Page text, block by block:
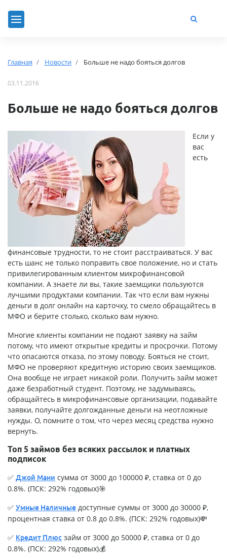
Главная Новости Больше не надо бояться долгов
03.11.2016
Больше не надо бояться долгов
Если у
вас
есть
финансовые трудности, то не стоит расстраиваться. У вас
есть шанс не только поправить свое положение, но и стать
привилегированным клиентом микрофинансовой
компании. А знаете ли вы, такие заемщики пользуются
лучшими продуктами компании. Так что если вам нужны
деньги в долг онлайн на карточку, то смело обращайтесь в
МФО и берите столько, сколько вам нужно.
Многие клиенты компании не подают заявку на займ
потому, что имеют открытые кредиты и просрочки. Потому
что опасаются отказа, по этому поводу. Бояться не стоит,
МФО не проверяют кредитную историю своих заемщиков.
Она вообще не играет никакой роли. Получить займ может
даже безработный студент. Поэтому, не задумываясь,
обращайтесь в микрофинансовые организации, подавайте
заявки, получайте долгожданные деньги на неотложные
нужды. О, помните о том, что через месяц средства нужно
вернуть.
Топ 5 займов без всяких рассылок и платных
подписок
✅ Джой Мани сумма от 3000 до 100000 ₽, ставка от 0 до
0.8%. (ПСК: 292% годовых)🎯
✅ Умные Наличные доступные суммы от 3000 до 30000 ₽,
процентная ставка от 0.8 до 0.8%. (ПСК: 292% годовых)💸
✅ Кредит Плюс займ от 3000 до 50000 ₽, ставка от 0 до
0.8%. (ПСК: 292% годовых)💰